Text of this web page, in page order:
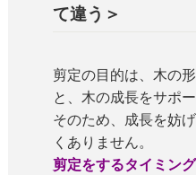
て違う＞
剪定の目的は、木の
と、木の成長をサポ
そのため、成長を妨
くありません。
剪定をするタイミン